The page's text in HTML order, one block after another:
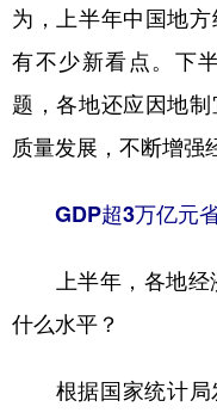
食品 人
彩票 娱
公益
文化产业
为，上半年中国地方
有不少新看点。下
题，各地还应因地
质量发展，不断增强
GDP超3万亿元
上半年，各地经
什么水平？
根据国家统计局发